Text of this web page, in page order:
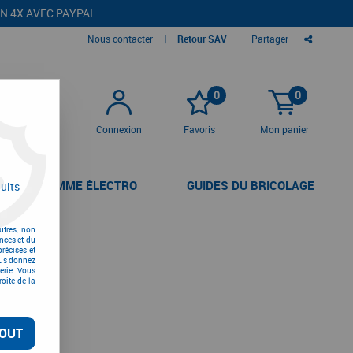
4X AVEC PAYPAL
Nous contacter | Retour SAV | Partager
Connexion
0
Favoris
0
Mon panier
LA GAMME ÉLECTRO GUIDES DU BRICOLAGE
non
et du
et
donnez
Vous
de la